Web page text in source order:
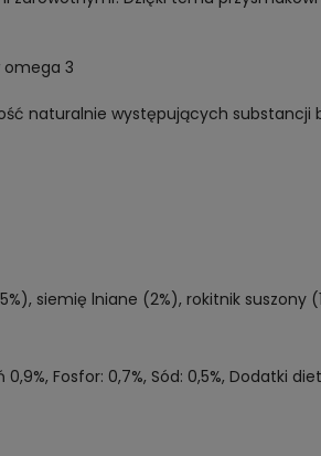
omega 3
naturalnie występujących
siemię lniane (2%), rokitnik suszony
0,9%, Fosfor: 0,7%, Sód: 0,5%,